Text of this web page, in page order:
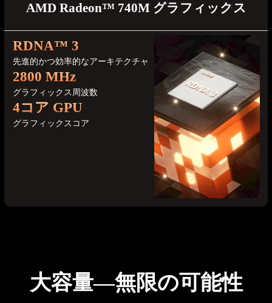
AMD Radeon™ 740M グラフィックス
RDNA™ 3
先進的かつ効率的なアーキテクチャ
2800 MHz
グラフィックス周波数
4コア GPU
グラフィックスコア
6
Cores
4.55 GHz
Max. Boost Clock
大容量―無限の可能性